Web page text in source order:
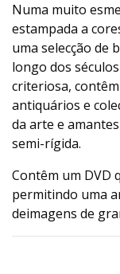
Numa muito
estampada a
uma selecção de
longo dos
criteriosa,
antiquários e
da arte e
semi-rígida.
Contêm um DVD
permitindo uma
deimagens de